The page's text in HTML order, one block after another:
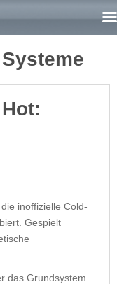
inoffizielle Cold-
Gespielt
das Grundsystem